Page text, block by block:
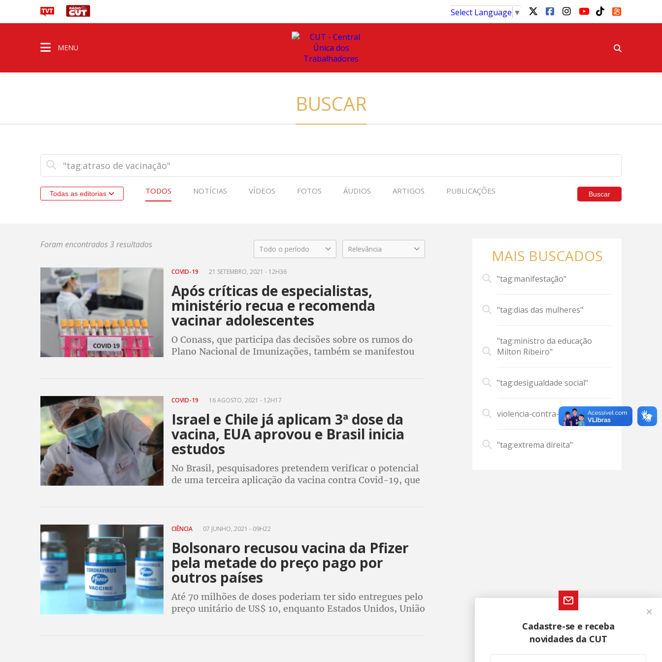
Select Language ▼
MENU
BUSCAR
Todas as editorias TODOS NOTÍCIAS VÍDEOS FOTOS ÁUDIOS ARTIGOS PUBLICAÇÕES Buscar
Foram encontrados 3 resultados Todo o período Relevância
COVID-19 21 SETEMBRO, 2021 - 12H36
Após críticas de especialistas,
ministério recua e recomenda
vacinar adolescentes
O Conass, que participa das decisões sobre os rumos do
Plano Nacional de Imunizações, também se manifestou
COVID-19 16 AGOSTO, 2021 - 12H17
Israel e Chile já aplicam 3ª dose da
vacina, EUA aprovou e Brasil inicia
estudos
No Brasil, pesquisadores pretendem verificar o potencial
de uma terceira aplicação da vacina contra Covid-19, que
CIÊNCIA 07 JUNHO, 2021 - 09H22
Bolsonaro recusou vacina da Pfizer
pela metade do preço pago por
outros países
Até 70 milhões de doses poderiam ter sido entregues pelo
preço unitário de US$ 10, enquanto Estados Unidos, União
MAIS BUSCADOS
"tag:manifestação"
"tag:dias das mulheres"
"tag:ministro da educação
Milton Ribeiro"
"tag:desigualdade social"
violencia-contra-mulher
"tag:extrema direita"
Cadastre-se e receba
novidades da CUT